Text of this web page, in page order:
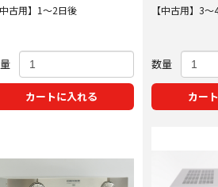
中古用】1～2日後
カートに入れる
【中古用】3
数量
カー